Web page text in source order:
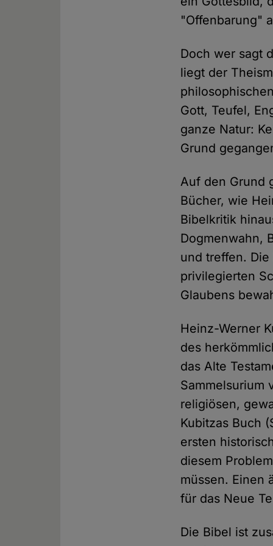
"Offenbarung"
Doch wer sagt
liegt der
Gott, Teufel,
ganze Natur:
Grund
Auf den Grund
Bücher, wie
Bibelkritik
Dogmenwahn,
und treffen.
privilegierten
Glaubens
Heinz-Werner
des
das Alte
Sammelsurium
religiösen,
Kubitzas Buch
ersten
diesem
müssen. Einen
für das Neue
Die Bibel ist